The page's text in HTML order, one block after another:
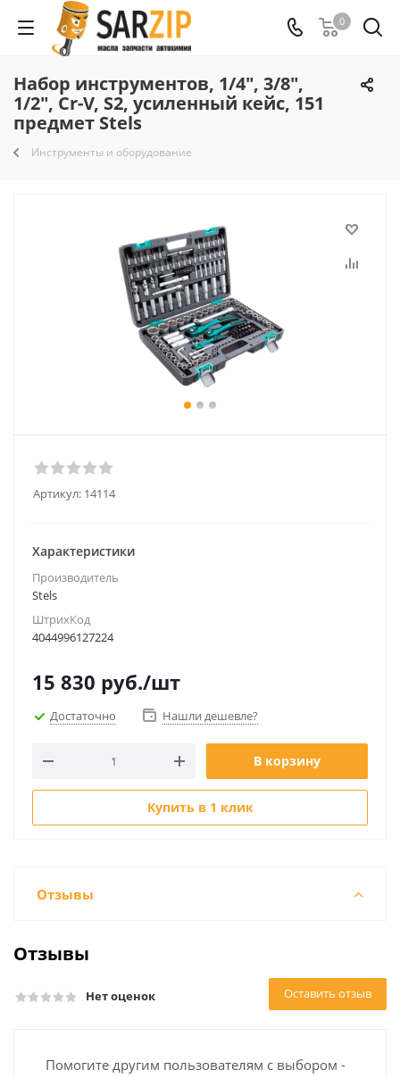
0
Набор инструментов, 1/4", 3/8",
1/2", Cr-V, S2, усиленный кейс, 151
предмет Stels
Инструменты и оборудование
Артикул: 14114
Характеристики
Производитель
Stels
ШтрихКод
4044996127224
15 830 руб./шт
Достаточно Нашли дешевле?
В корзину
Купить в 1 клик
Отзывы
Отзывы
Нет оценок Оставить отзыв
Помогите другим пользователям с выбором -